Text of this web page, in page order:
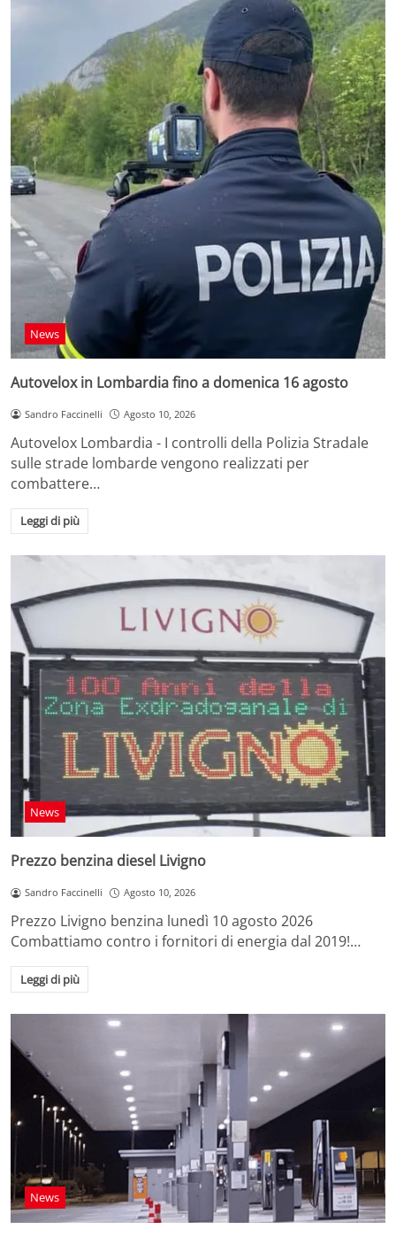
News
Autovelox in Lombardia fino a domenica 16 agosto
Sandro Faccinelli Agosto 10, 2026
Autovelox Lombardia - I controlli della Polizia Stradale
sulle strade lombarde vengono realizzati per
combattere…
Leggi di più
News
Prezzo benzina diesel Livigno
Sandro Faccinelli Agosto 10, 2026
Prezzo Livigno benzina lunedì 10 agosto 2026
Combattiamo contro i fornitori di energia dal 2019!…
Leggi di più
News